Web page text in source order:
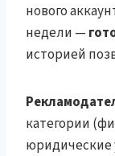
нового
недели —
историей
категории
юридические